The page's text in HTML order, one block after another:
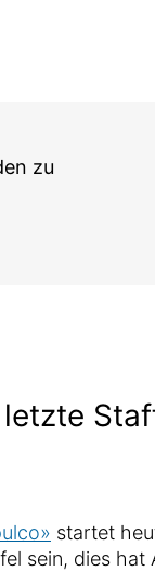
zu
startet
sein, dies hat